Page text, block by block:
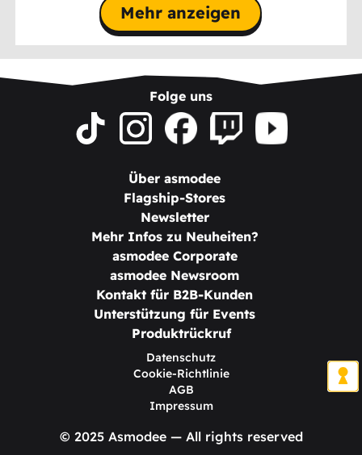
Mehr anzeigen
Folge uns
Über asmodee
Flagship-Stores
Newsletter
Mehr Infos zu Neuheiten?
asmodee Corporate
asmodee Newsroom
Kontakt für B2B-Kunden
Unterstützung für Events
Produktrückruf
Datenschutz
Cookie-Richtlinie
AGB
Impressum
© 2025 Asmodee — All rights reserved